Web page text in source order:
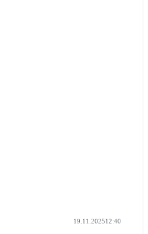
19.11.202512:40